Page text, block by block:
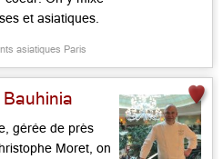
et asiatiques.
sert un menu
« Green »,
asiatiques Paris
Bauhinia
gérée de près
Moret, on